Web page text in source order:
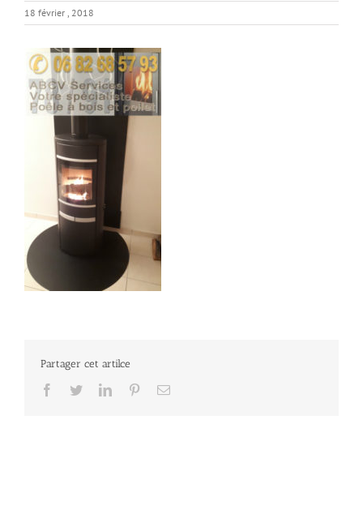
18 février , 2018
Partager cet artilce
Facebook
TwitterLinkedInPinterestEmail